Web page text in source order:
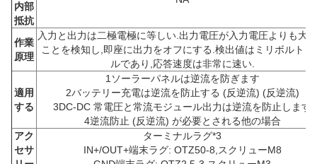
内部
抵抗
作業
原理
入力と出力は二極電極に等しい.出力電圧が入力電圧よりも大
ことを検知し,即座に出力をオフにする.検出値はミリボルトレ
ルであり,応答速度は非常に速い.
適用
する
1ソーラーパネルは逆流を防ぎます
2バッテリー充電は逆流を防止する (反逆流) (反逆流)
3DC-DC 常電圧と常流モジュール出力は逆流を防止します
4逆流防止 (反逆流) が必要とされる他の場合
アク
セサ
ターミナルラグ*3
IN+/OUT+端末ラグ: OTZ50-8,スクリューM8